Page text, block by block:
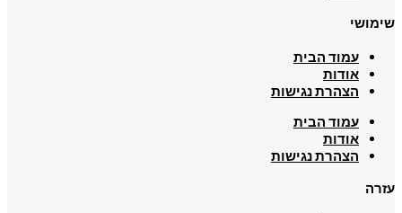
שימושי
עמוד הבית
אודות
הצהרת נגישות
עמוד הבית
אודות
הצהרת נגישות
עזרה